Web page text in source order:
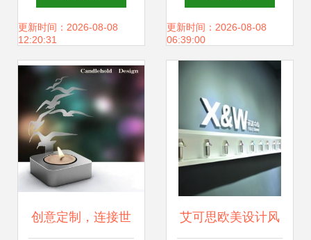
如何赋能品牌网站
设计之美
更新时间：2026-08-08
12:20:31
计视角下的工厂展
厅布局之道
更新时间：2026-08-08
06:39:00
创意定制，连接世 艾可思欧美设计风